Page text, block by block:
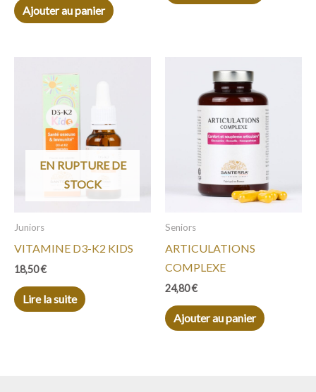
Ajouter au panier
EN RUPTURE DE
STOCK
Juniors
VITAMINE D3-K2 KIDS
18,50€
Lire la suite
Seniors
ARTICULATIONS
COMPLEXE
24,80€
Ajouter au panier